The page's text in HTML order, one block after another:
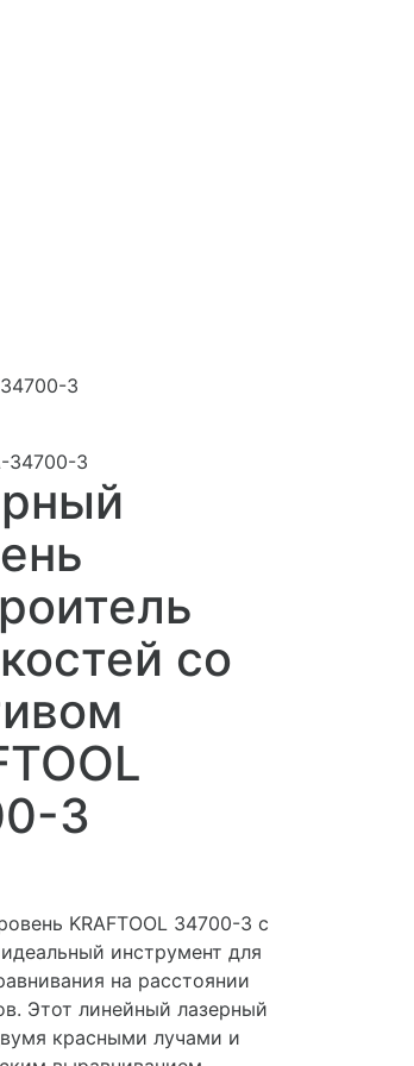
3
34700-3
со
3
KRAFTOOL 34700-3 с
инструмент для
на расстоянии
Этот линейный лазерный
красными лучами и